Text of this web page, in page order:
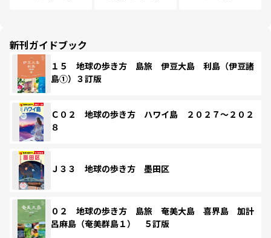
新刊ガイドブック
１５ 地球の歩き方 島旅 伊豆大島 利島（伊豆諸
島①）３訂版
Ｃ０２ 地球の歩き方 ハワイ島 ２０２７～２０２
８
Ｊ３３ 地球の歩き方 墨田区
０２ 地球の歩き方 島旅 奄美大島 喜界島 加計
呂麻島（奄美群島１） ５訂版